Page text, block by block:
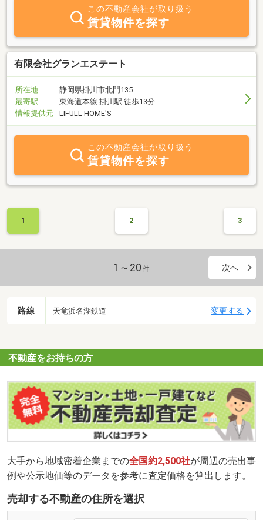
この不動産会社が取り扱う
賃貸物件を探す
有限会社グランエステート
所在地
静岡県掛川市北門135
最寄駅
東海道本線 掛川駅 徒歩13分
情報提供元
LIFULL HOME'S
この不動産会社が取り扱う
賃貸物件を探す
1 2 3
1～20 件 次へ
路線 天竜浜名湖鉄道 変更する
不動産をお持ちの方
大手から地域密着企業までの全国約2,500社が周辺の売出事
例や公示地価等のデータを参考に査定価格を算出します。
売却する不動産の住所を選択